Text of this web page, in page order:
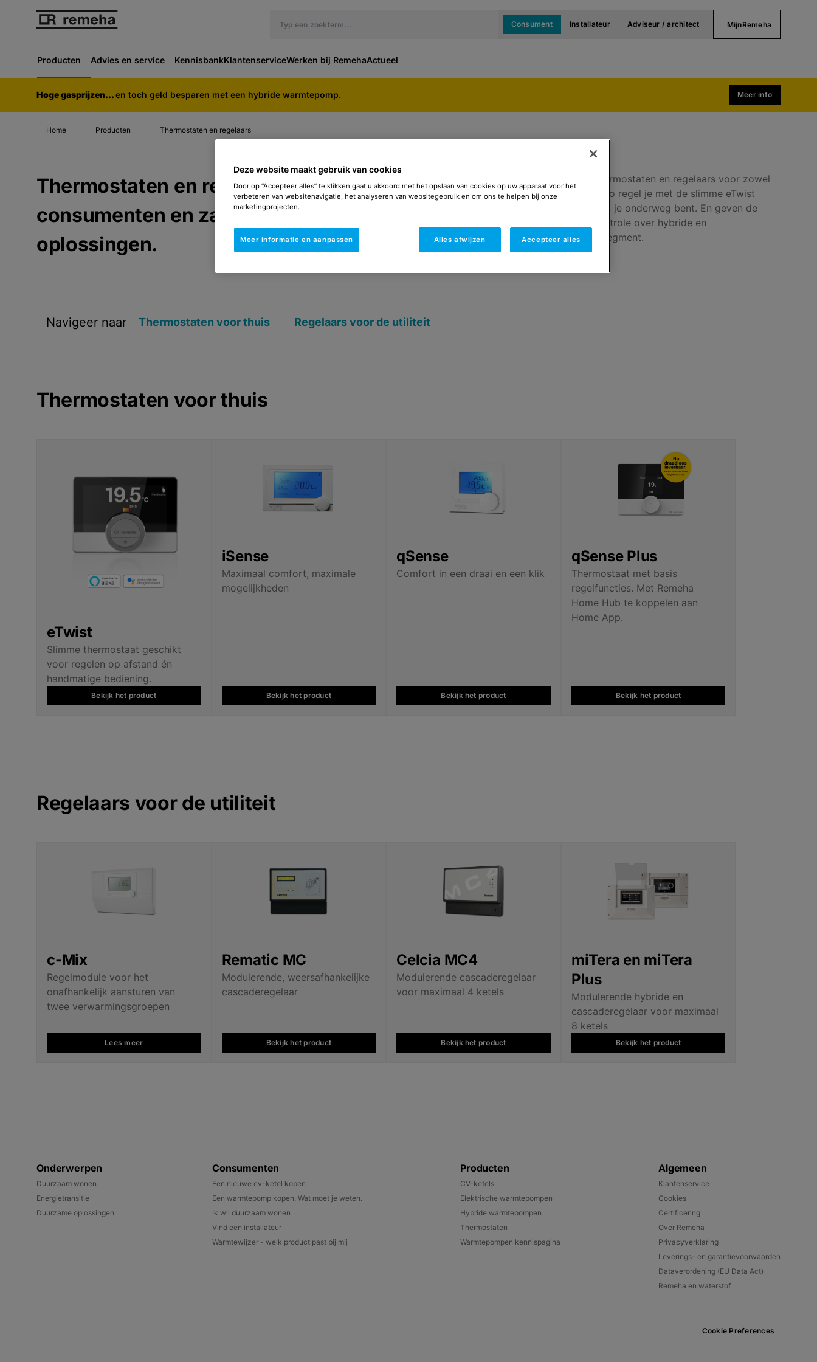
Consument Installateur Adviseur / architect MijnRemeha
Producten Advies en service KennisbankKlantenserviceWerken bij RemehaActueel
Hoge gasprijzen...en toch geld besparen met een hybride warmtepomp. Meer info
Home Producten Thermostaten en regelaars
Thermostaten en regelaars voor
consumenten en zakelijke
oplossingen.
Remeha heeft een breed scala aan thermostaten en regelaars voor zowel
consumenten als de zakelijke markt. Zo regel je met de slimme eTwist
eenvoudig de temperatuur thuis terwijl je onderweg bent. En geven de
miTera en miTera Plus je volledige controle over hybride en
cascadeopstellingen in het zakelijke segment.
Navigeer naar Thermostaten voor thuis Regelaars voor de utiliteit
Thermostaten voor thuis
eTwist
Slimme thermostaat geschikt
voor regelen op afstand én
handmatige bediening.
Bekijk het product
iSense
Maximaal comfort, maximale
mogelijkheden
Bekijk het product
qSense
Comfort in een draai en een klik
Bekijk het product
qSense Plus
Thermostaat met basis
regelfuncties. Met Remeha
Home Hub te koppelen aan
Home App.
Bekijk het product
Regelaars voor de utiliteit
c-Mix
Regelmodule voor het
onafhankelijk aansturen van
twee verwarmingsgroepen
Lees meer
Rematic MC
Modulerende, weersafhankelijke
cascaderegelaar
Bekijk het product
Celcia MC4
Modulerende cascaderegelaar
voor maximaal 4 ketels
Bekijk het product
miTera en miTera
Plus
Modulerende hybride en
cascaderegelaar voor maximaal
8 ketels
Bekijk het product
Onderwerpen
Duurzaam wonen
Energietransitie
Duurzame oplossingen
Consumenten
Een nieuwe cv-ketel kopen
Een warmtepomp kopen. Wat moet je weten.
Ik wil duurzaam wonen
Vind een installateur
Warmtewijzer - welk product past bij mij
Producten
CV-ketels
Elektrische warmtepompen
Hybride warmtepompen
Thermostaten
Warmtepompen kennispagina
Algemeen
Klantenservice
Cookies
Certificering
Over Remeha
Privacyverklaring
Leverings- en garantievoorwaarden
Dataverordening (EU Data Act)
Remeha en waterstof
Cookie Preferences
Deze website maakt gebruik van cookies
Door op “Accepteer alles” te klikken gaat u akkoord met het opslaan van cookies op uw apparaat voor het
verbeteren van websitenavigatie, het analyseren van websitegebruik en om ons te helpen bij onze
marketingprojecten.
Meer informatie en aanpassen Alles afwijzen Accepteer alles